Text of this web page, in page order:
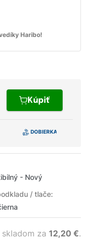
Haribo!
- Nový
/ tlače:
Kúpiť
skladom za 12,20 €.